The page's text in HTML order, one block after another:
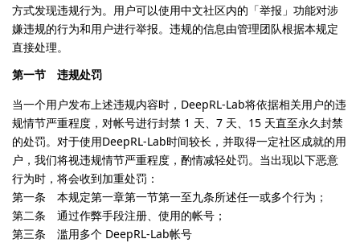
方式发现违规行为。用户可以使用中文社区内的「举报」功能对涉
嫌违规的行为和用户进行举报。违规的信息由管理团队根据本规定
直接处理。
第一节 违规处罚
当一个用户发布上述违规内容时，DeepRL-Lab将依据相关用户的违
规情节严重程度，对帐号进行封禁 1 天、7 天、15 天直至永久封禁
的处罚。对于使用DeepRL-Lab时间较长，并取得一定社区成就的用
户，我们将视违规情节严重程度，酌情减轻处罚。当出现以下恶意
行为时，将会收到加重处罚：
第一条 本规定第一章第一节第一至九条所述任一或多个行为；
第二条 通过作弊手段注册、使用的帐号；
第三条 滥用多个 DeepRL-Lab帐号